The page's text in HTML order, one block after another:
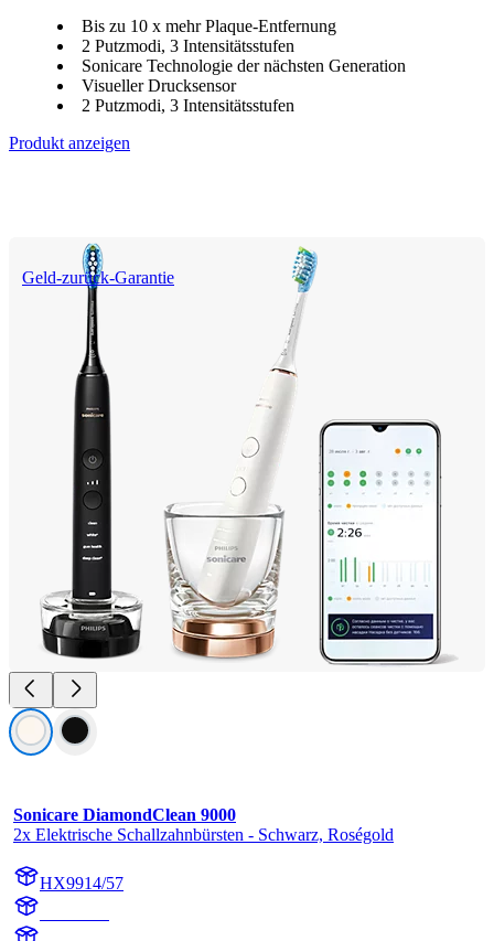
Bis zu 10 x mehr Plaque-Entfernung
2 Putzmodi, 3 Intensitätsstufen
Sonicare Technologie der nächsten Generation
Visueller Drucksensor
2 Putzmodi, 3 Intensitätsstufen
Produkt anzeigen
Geld-zurück-Garantie
Sonicare DiamondClean 9000
2x Elektrische Schallzahnbürsten - Schwarz, Roségold
HX9914/57